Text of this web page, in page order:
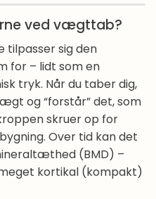
ved vægttab?
tilpasser sig den
for – lidt som en
tryk. Når du taber dig,
og “forstår” det, som
skruer op for
Over tid kan det
(BMD) –
kortikal (kompakt)